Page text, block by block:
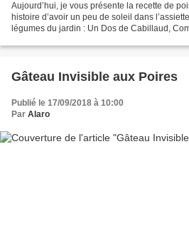
Aujourd’hui, je vous présente la recette de
histoire d’avoir un peu de soleil dans
légumes du jardin : Un Dos de Cabillaud,
Gâteau Invisible aux Poires
Publié le 17/09/2018 à 10:00
Par Alaro